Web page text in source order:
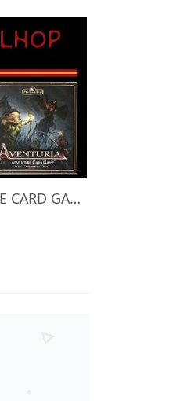
REVIEW AVENTURIA ADVENTURE CARD GAME, ONE OF THE BEST NON-COLLECTIBLE CARD GAMES WE'VE PLAYED